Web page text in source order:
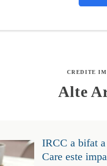
CREDITE
Alte
IRCC a bifat
Care este